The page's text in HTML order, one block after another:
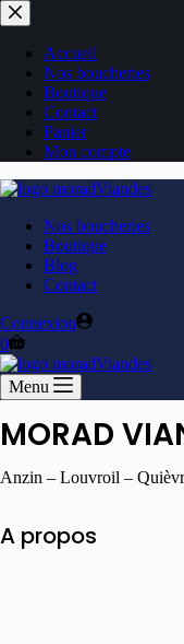
Accueil
Nos boucheries
Boutique
Contact
Panier
Mon compte
Nos boucheries
Boutique
Blog
Contact
Connexion
0
Menu
MORAD
Anzin – Louvroil –
A propos